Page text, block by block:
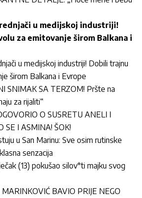
u medijskoj industriji!
za emitovanje širom Balkana i
u medijskoj industriji! Dobili trajnu
širom Balkana i Evrope
SNIMAK SA TERZOM! Pršte na
za rijaliti“
O SUSRETU ANELI I
SE I ASMINA! ŠOK!
u San Marinu: Sve osim rutinske
senzacija
(13) pokušao silov*ti majku svog
BAVIO PRIJE NEGO